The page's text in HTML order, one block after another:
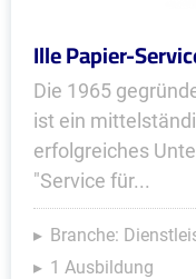
Ille Papier-
Die 1965
ist ein
erfolgreiches
"Service für...
Branche:
1 Ausbildung